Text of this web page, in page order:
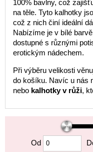
100% bavlny, což
na těle. Tyto kalhotky
což z nich činí ideální
Nabízíme je v bílé
dostupné s různými
erotickým nádechem.
Při výběru velikosti
do košíku. Navíc u nás
nebo kalhotky v růži,
Od